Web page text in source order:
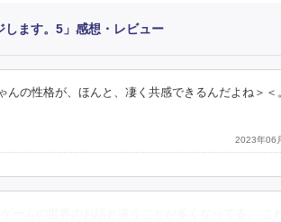
します。5」感想・レビュー
の性格が、ほんと、凄く共感できるんだよね＞＜
2023年06